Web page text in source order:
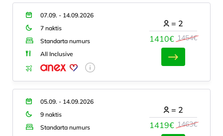
07.09. - 14.09.2026
7 naktis
Standarta numurs
All Inclusive
1410€ 1454€
= 2
05.09. - 14.09.2026
9 naktis
Standarta numurs
1419€ 1463€
= 2